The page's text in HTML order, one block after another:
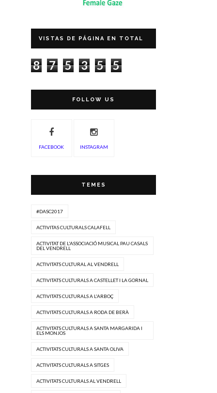
VISTAS DE PÁGINA EN TOTAL
8 7 5 3 5 5
FOLLOW US
FACEBOOK INSTAGRAM
TEMES
#DASC2017
ACTIVITAS CULTURALS CALAFELL
ACTIVITAT DE L'ASSOCIACIÓ MUSICAL PAU CASALS
DEL VENDRELL
ACTIVITATS CULTURAL AL VENDRELL
ACTIVITATS CULTURALS A CASTELLET I LA GORNAL
ACTIVITATS CULTURALS A L'ARBOÇ
ACTIVITATS CULTURALS A RODA DE BERÀ
ACTIVITATS CULTURALS A SANTA MARGARIDA I
ELS MONJOS
ACTIVITATS CULTURALS A SANTA OLIVA
ACTIVITATS CULTURALS A SITGES
ACTIVITATS CULTURALS AL VENDRELL